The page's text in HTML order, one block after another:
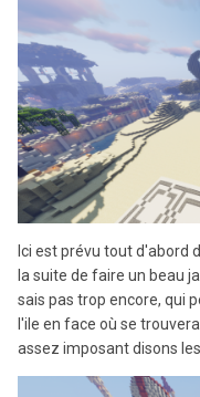
Ici est prévu tout d'abord
la suite de faire un beau
sais pas trop encore, qui
l'ile en face où se
assez imposant disons les